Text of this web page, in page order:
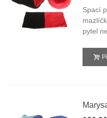
Spací
pytel